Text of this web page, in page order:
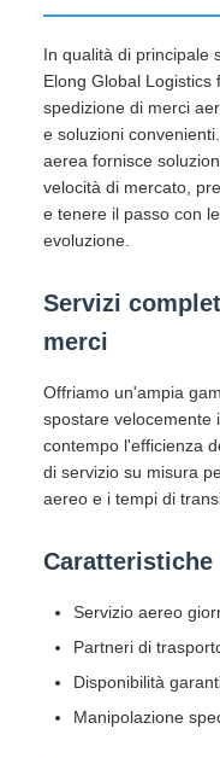
In qualità di principale
Elong Global Logistics
spedizione di merci
e soluzioni
aerea fornisce
velocità di mercato,
e tenere il passo con
evoluzione.
Servizi
merci
Offriamo un'ampia
spostare velocemente
contempo l'efficienza
di servizio su misura
aereo e i tempi di
Servizio aereo
Partneri di
Disponibilità
Manipolazione